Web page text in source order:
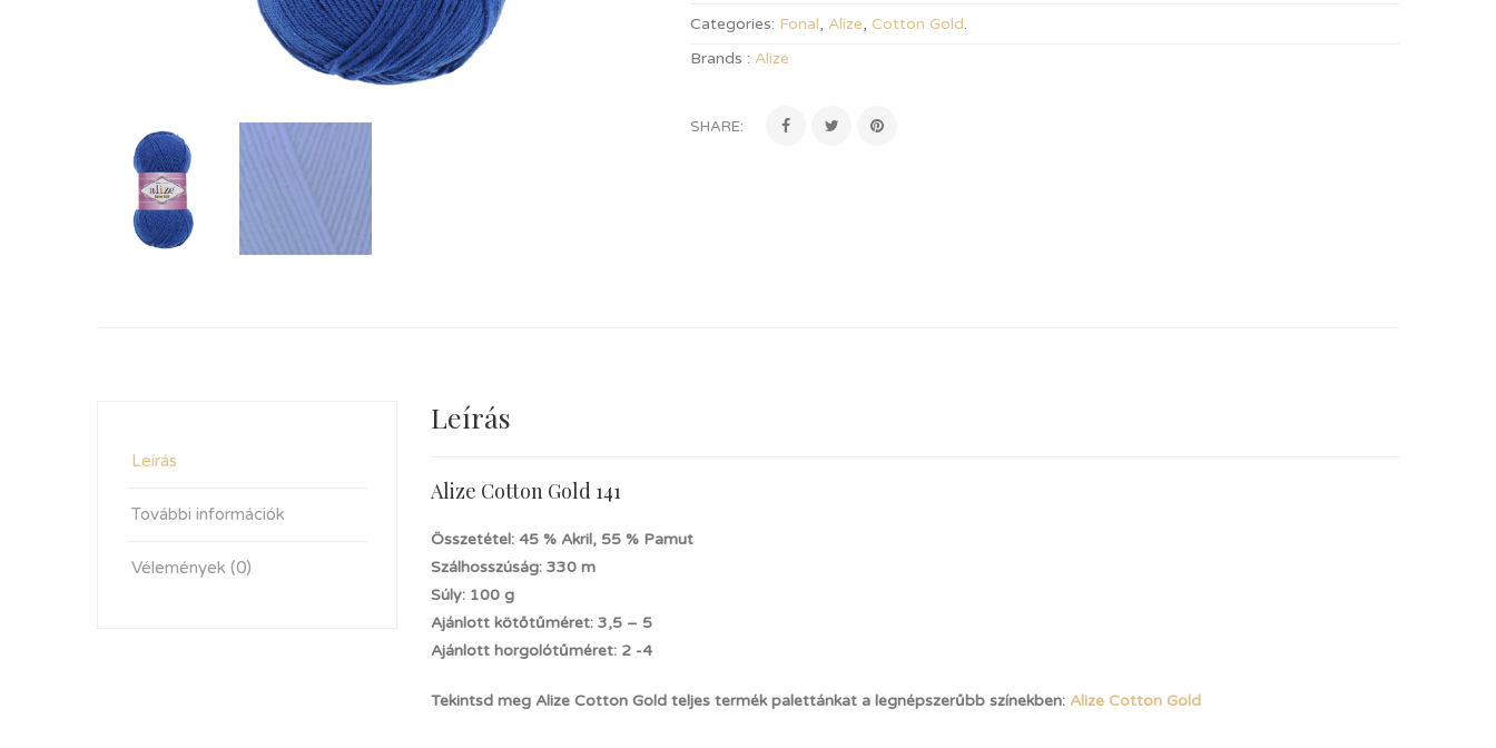
Categories: Fonal, Alize,Cotton Gold.
Brands : Alize
SHARE:
Leírás
További információk
Vélemények (0)
Leírás
Alize Cotton Gold 141
Összetétel: 45 % Akril, 55 % Pamut
Szálhosszúság: 330 m
Súly: 100 g
Ajánlott kötőtűméret: 3,5 – 5
Ajánlott horgolótűméret: 2 -4
Tekintsd meg Alize Cotton Gold teljes termék palettánkat a legnépszerűbb színekben: Alize Cotton Gold